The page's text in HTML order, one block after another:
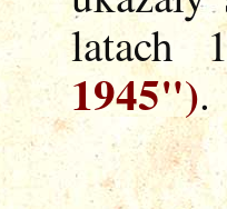
latach
1945").